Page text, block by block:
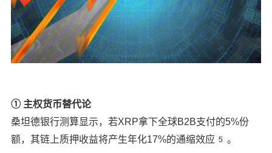
① 主权货币替代论
桑坦德银行测算显示，若XRP拿下全球B2B支付的5%份
额，其链上质押收益将产生年化17%的通缩效应 5 。